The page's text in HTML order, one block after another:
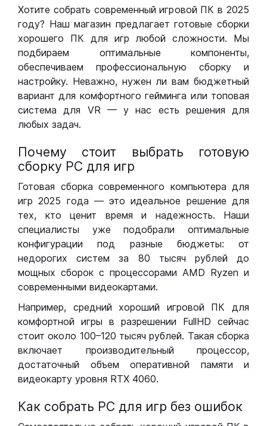
Хотите собрать современный игровой ПК в 2025
году? Наш магазин предлагает готовые сборки
хорошего ПК для игр любой сложности. Мы
подбираем оптимальные компоненты,
обеспечиваем профессиональную сборку и
настройку. Неважно, нужен ли вам бюджетный
вариант для комфортного гейминга или топовая
система для VR — у нас есть решения для
любых задач.
Почему стоит выбрать готовую
сборку РС для игр
Готовая сборка современного компьютера для
игр 2025 года — это идеальное решение для
тех, кто ценит время и надежность. Наши
специалисты уже подобрали оптимальные
конфигурации под разные бюджеты: от
недорогих систем за 80 тысяч рублей до
мощных сборок с процессорами AMD Ryzen и
современными видеокартами.
Например, средний хороший игровой ПК для
комфортной игры в разрешении FullHD сейчас
стоит около 100–120 тысяч рублей. Такая сборка
включает производительный процессор,
достаточный объем оперативной памяти и
видеокарту уровня RTX 4060.
Как собрать РС для игр без ошибок